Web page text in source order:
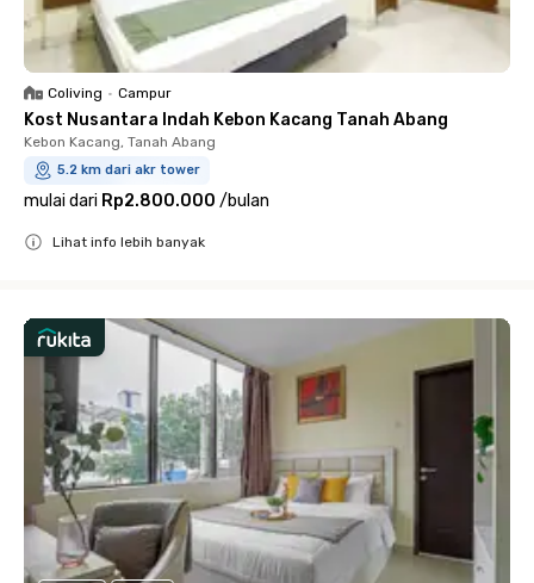
Coliving • Campur
Kost Nusantara Indah Kebon Kacang Tanah Abang
Kebon Kacang, Tanah Abang
5.2 km dari akr tower
mulai dari Rp2.800.000 /bulan
Lihat info lebih banyak